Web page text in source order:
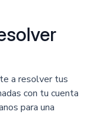
a resolver tus
con tu cuenta
para una